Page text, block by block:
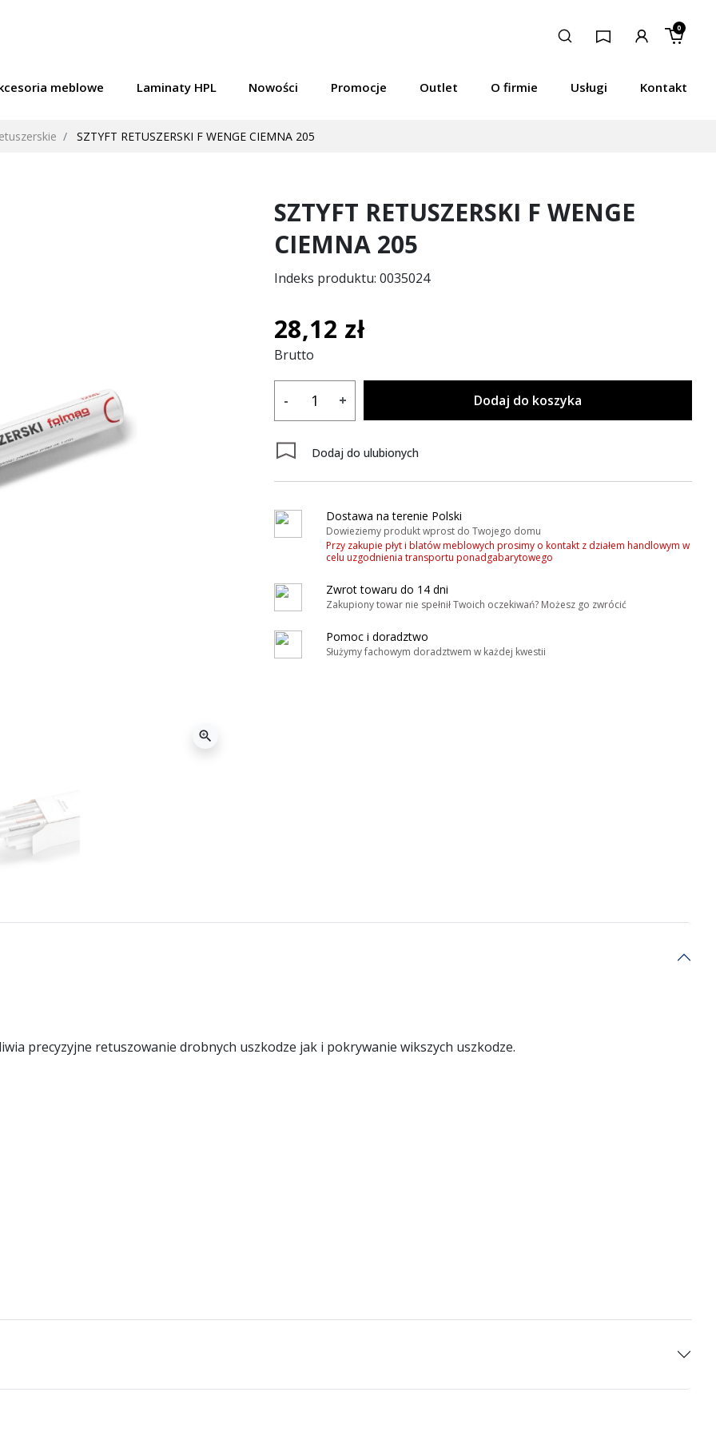
meblowe Laminaty HPL Nowości Promocje Outlet O firmie Usługi Kontakt
0
SZTYFT RETUSZERSKI F WENGE CIEMNA 205
zoom_in
SZTYFT RETUSZERSKI F WENGE
CIEMNA 205
Indeks produktu: 0035024
28,12 zł
Brutto
- + Dodaj do koszyka
Dodaj do ulubionych
Dostawa na terenie Polski
Dowieziemy produkt wprost do Twojego domu
Przy zakupie płyt i blatów meblowych prosimy o kontakt z działem handlowym w
celu uzgodnienia transportu ponadgabarytowego
Zwrot towaru do 14 dni
Zakupiony towar nie spełnił Twoich oczekiwań? Możesz go zwrócić
Pomoc i doradztwo
Służymy fachowym doradztwem w każdej kwestii
precyzyjne retuszowanie drobnych uszkodze jak i pokrywanie wikszych uszkodze.